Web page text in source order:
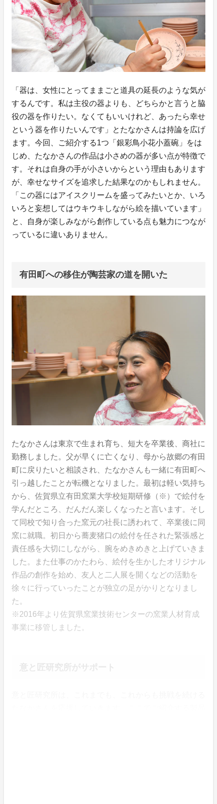
「器は、女性にとってままごと道具の延長のような気が
するんです。私は主役の器よりも、どちらかと言うと脇
役の器を作りたい。なくてもいいけれど、あったら幸せ
という器を作りたいんです」とたなかさんは持論を広げ
ます。今回、ご紹介する1つ「銀彩鳥小花小蓋碗」をは
じめ、たなかさんの作品は小さめの器が多い点が特徴で
す。それは自身の手が小さいからという理由もあります
が、幸せなサイズを追求した結果なのかもしれません。
「この器にはアイスクリームを盛ってみたいとか、いろ
いろと妄想してはウキウキしながら絵を描いています」
と、自身が楽しみながら創作している点も魅力につなが
っているに違いありません。
有田町への移住が陶芸家の道を開いた
たなかさんは東京で生まれ育ち、短大を卒業後、商社に
勤務しました。父が早くに亡くなり、母から故郷の有田
町に戻りたいと相談され、たなかさんも一緒に有田町へ
引っ越したことが転機となりました。最初は軽い気持ち
から、佐賀県立有田窯業大学校短期研修（※）で絵付を
学んだところ、だんだん楽しくなったと言います。そし
て同校で知り合った窯元の社長に誘われて、卒業後に同
窯に就職。初日から蕎麦猪口の絵付を任された緊張感と
責任感を大切にしながら、腕をめきめきと上げていきま
した。また仕事のかたわら、絵付を生かしたオリジナル
作品の創作を始め、友人と二人展を開くなどの活動を
徐々に行っていったことが独立の足がかりとなりまし
た。
※2016年より佐賀県窯業技術センターの窯業人材育成
事業に移管しました。